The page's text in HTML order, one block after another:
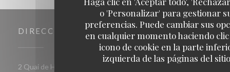
o 'Personalizar' para gestionar
preferencias. Puede cambiar sus
en cualquier momento haciendo
icono de cookie en la parte
izquierda de las páginas del
DIRECCIÓN
2 Quai de Houat 56170 Quiberon
((abre en una nueva ventana))